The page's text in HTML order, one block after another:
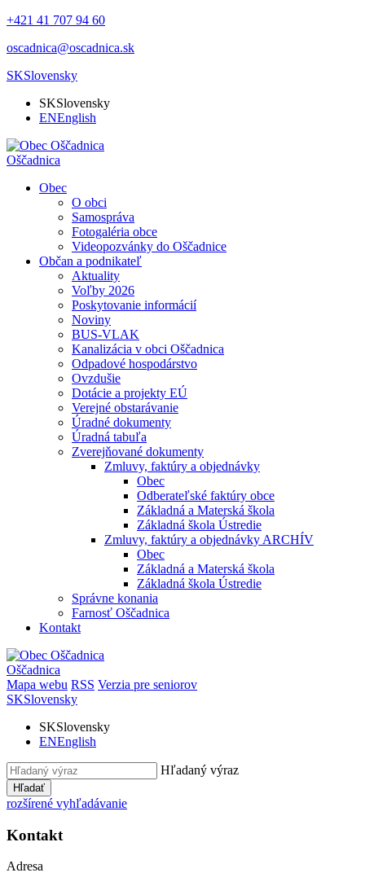
+421 41 707 94 60
oscadnica@oscadnica.sk
SKSlovensky
SKSlovensky
ENEnglish
Oščadnica
Obec
O obci
Samospráva
Fotogaléria obce
Videopozvánky do Oščadnice
Občan a podnikateľ
Aktuality
Voľby 2026
Poskytovanie informácií
Noviny
BUS-VLAK
Kanalizácia v obci Oščadnica
Odpadové hospodárstvo
Ovzdušie
Dotácie a projekty EÚ
Verejné obstarávanie
Úradné dokumenty
Úradná tabuľa
Zverejňované dokumenty
Zmluvy, faktúry a objednávky
Obec
Odberateľské faktúry obce
Základná a Materská škola
Základná škola Ústredie
Zmluvy, faktúry a objednávky ARCHÍV
Obec
Základná a Materská škola
Základná škola Ústredie
Správne konania
Farnosť Oščadnica
Kontakt
Oščadnica
Mapa webu RSS Verzia pre seniorov
SKSlovensky
SKSlovensky
ENEnglish
Hľadaný výraz
Hľadať
rozšírené vyhľadávanie
Kontakt
Adresa